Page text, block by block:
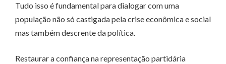
Tudo isso é fundamental para dialogar com uma
população não só castigada pela crise econômica e social
mas também descrente da política.
Restaurar a confiança na representação partidária